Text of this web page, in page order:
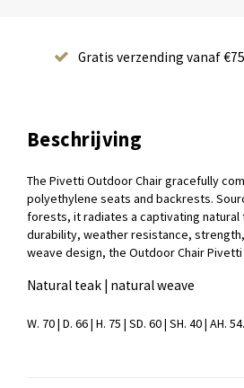
Gratis verzending vanaf
Beschrijving
The Pivetti Outdoor Chair gracefully
polyethylene seats and backrests.
forests, it radiates a captivating
durability, weather resistance,
weave design, the Outdoor Chair
Natural teak | natural weave
W. 70 | D. 66 | H. 75 | SD. 60 | SH. 40 | AH.